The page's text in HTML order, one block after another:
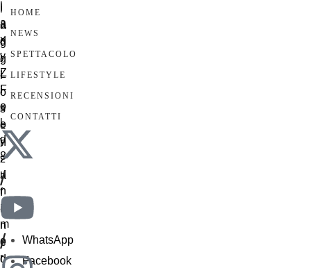
HOME
NEWS
SPETTACOLO
LIFESTYLE
RECENSIONI
CONTATTI
/
/
WhatsApp
Facebook